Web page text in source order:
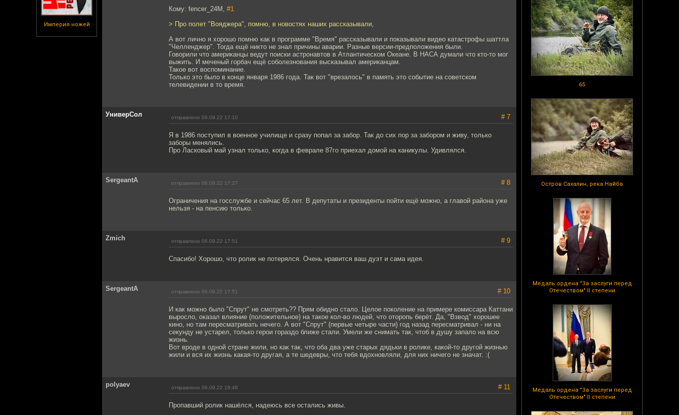
Империя ножей
65
Остров Сахалин, река Найба
Медаль ордена "За заслуги перед
Отечеством" II степени
Медаль ордена "За заслуги перед
Отечеством" II степени
Кому: fencer_24M, #1
> Про полет "Вояджера", помню, в новостях наших рассказывали,
А вот лично я хорошо помню как в программе "Время" рассказывали и показывали видео катастрофы шаттла
"Челленджер". Тогда ещё никто не знал причины аварии. Разные версии-предположения были.
Говорили что американцы ведут поиски астронавтов в Атлантическом Океане. В НАСА думали что кто-то мог
выжить. И меченый горбач ещё соболезнования высказывал американцам.
Такое вот воспоминание.
Только это было в конце января 1986 года. Так вот "врезалось" в память это событие на советском
телевидении в то время.
УниверСол отправлено 06.09.22 17:10 # 7
Я в 1986 поступил в военное училище и сразу попал за забор. Так до сих пор за забором и живу, только
заборы менялись.
Про Ласковый май узнал только, когда в феврале 87го приехал домой на каникулы. Удивлялся.
SergeantA отправлено 06.09.22 17:27 # 8
Ограничения на госслужбе и сейчас 65 лет. В депутаты и президенты пойти ещё можно, а главой района уже
нельзя - на пенсию только.
Zmich отправлено 06.09.22 17:51 # 9
Спасибо! Хорошо, что ролик не потерялся. Очень нравится ваш дуэт и сама идея.
SergeantA отправлено 06.09.22 17:51 # 10
И как можно было "Спрут" не смотреть?? Прям обидно стало. Целое поколение на примере комиссара Каттани
выросло, оказал влияние (положительное) на такое кол-во людей, что оторопь берёт. Да, "Взвод" хорошее
кино, но там пересматривать нечего. А вот "Спрут" (первые четыре части) год назад пересматривал - ни на
секунду не устарел, только герои гораздо ближе стали. Умели же снимать так, чтоб в душу запало на всю
жизнь.
Вот вроде в одной стране жили, но как так, что оба два уже старых дядьки в ролике, какой-то другой жизнью
жили и вся их жизнь какая-то другая, а те шедевры, что тебя вдохновляли, для них ничего не значат. :(
polyaev отправлено 06.09.22 18:48 # 11
Пропавший ролик нашёлся, надеюсь все остались живы.